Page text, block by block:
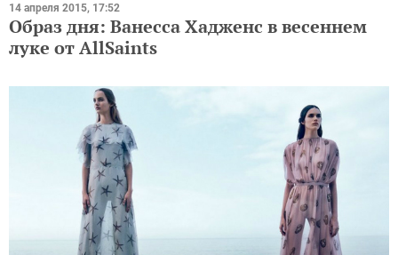
14 апреля 2015, 17:52
Образ дня: Ванесса Хадженс в весеннем
луке от AllSaints